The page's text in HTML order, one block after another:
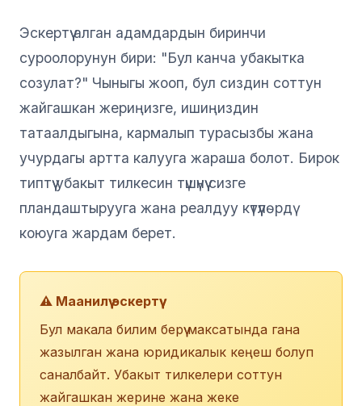
Эскертүү алган адамдардын биринчи
суроолорунун бири: "Бул канча убакытка
созулат?" Чыныгы жооп, бул сиздин соттун
жайгашкан жериңизге, ишиңиздин
татаалдыгына, кармалып турасызбы жана
учурдагы артта калууга жараша болот. Бирок
типтүү убакыт тилкесин түшүнүү сизге
пландаштырууга жана реалдуу күтүүлөрдү
коюуга жардам берет.
⚠️ Маанилүү эскертүү
Бул макала билим берүү максатында гана
жазылган жана юридикалык кеңеш болуп
саналбайт. Убакыт тилкелери соттун
жайгашкан жерине жана жеке